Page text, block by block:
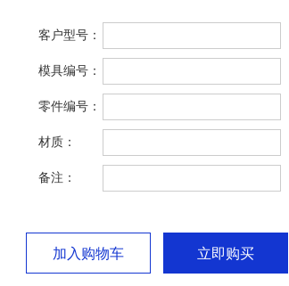
客户型号：
模具编号：
零件编号：
材质：
备注：
加入购物车 立即购买